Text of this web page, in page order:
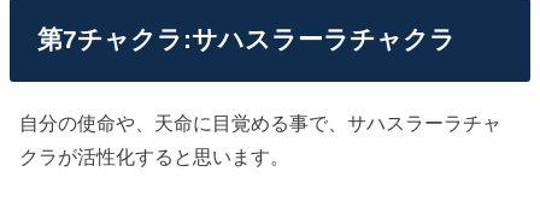
第7チャクラ:サハスラーラチャクラ
自分の使命や、天命に目覚める事で、サハスラーラチャ
クラが活性化すると思います。